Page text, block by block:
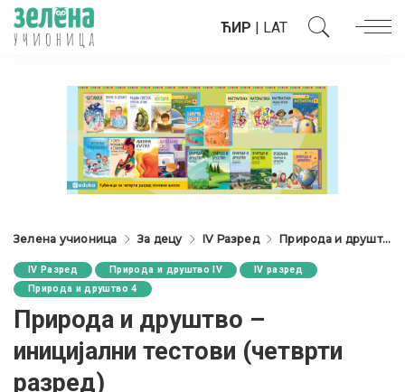
ЋИР | LAT
Зелена учионица За децу IV Разред Природа и друштво IV
IV Разред Природа и друштво IV
IV разред
Природа и друштво 4
Природа и друштво –
иницијални тестови (четврти
разред)